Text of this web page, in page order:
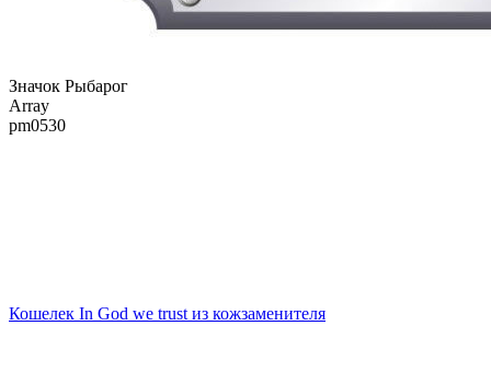
Значок Рыбарог
Array
pm0530
Кошелек In God we trust из кожзаменителя